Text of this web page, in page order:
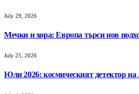
July 29, 2026
Мечки и хора: Европа търси нов
July 25, 2026
Юли 2026: космическият детектор на